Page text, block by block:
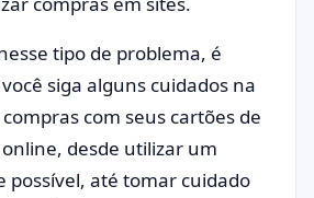
tipo de problema, é
siga alguns cuidados na
com seus cartões de
desde utilizar um
possível, até tomar cuidado